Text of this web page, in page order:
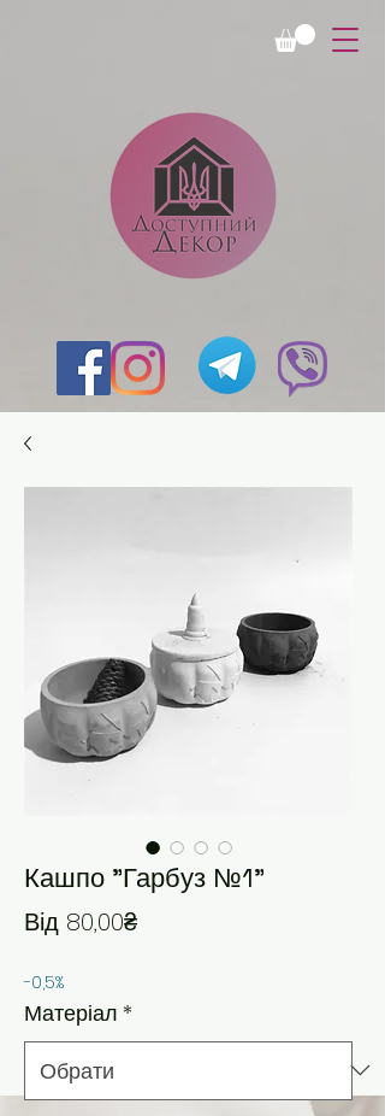
Кашпо "Гарбуз №1"
Від 80,00₴За розпродажем
-0,5%
Матеріал *